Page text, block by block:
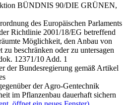
BÜNDNIS 90/DIE GRÜNEN,
des Europäischen Parlaments
Richtlinie 2001/18/EG betreffend
Möglichkeit, den Anbau von
beschränken oder zu untersagen
12371/10 Add. 1
der Bundesregierung gemäß Artikel
der Agro-Gentechnik
im Pflanzenbau dauerhaft sichern